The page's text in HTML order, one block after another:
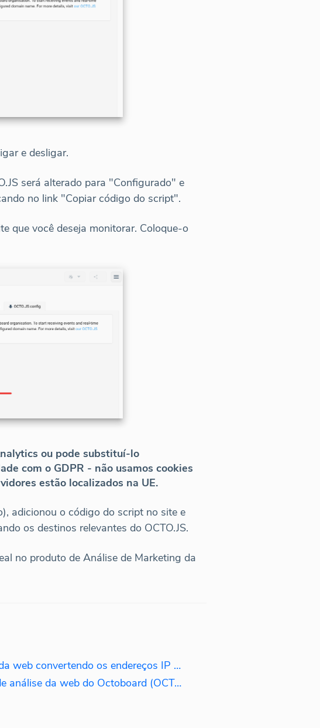
e desligar.
será alterado para "Configurado" e
no link "Copiar código do script".
que você deseja monitorar. Coloque-o
ou pode substituí-lo
com o GDPR - não usamos cookies
estão localizados na UE.
adicionou o código do script no site e
os destinos relevantes do OCTO.JS.
no produto de Análise de Marketing da
Capturar leads da web convertendo os endereços IP dos visitantes em nomes de empresas.
Enviar tráfego de análise da web do Octoboard (OCTO.JS) para análise de dados de PPC